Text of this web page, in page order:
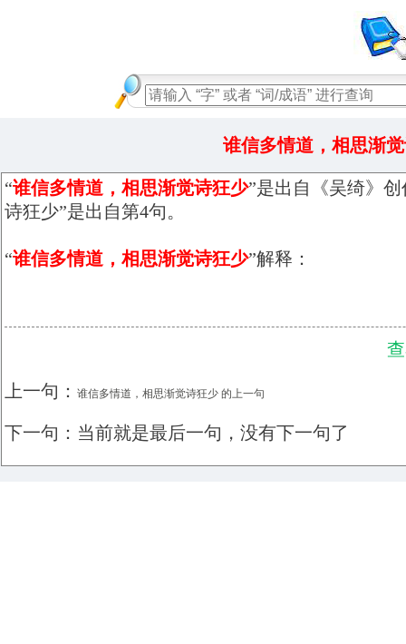
谁信多情道，相思渐
“谁信多情道，相思渐觉诗狂少”是出自《吴绮》
诗狂少”是出自第4句。
“谁信多情道，相思渐觉诗狂少”解释：
上一句： 谁信多情道，相思渐觉诗狂少 的上一句
下一句：当前就是最后一句，没有下一句了